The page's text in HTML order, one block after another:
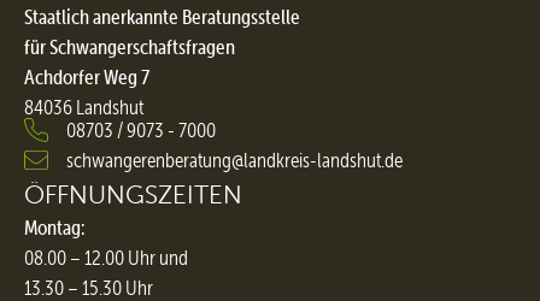
Staatlich anerkannte Beratungsstelle
für Schwangerschaftsfragen
Achdorfer Weg 7
84036 Landshut
08703 / 9073 - 7000
schwangerenberatung@landkreis-landshut.de
ÖFFNUNGSZEITEN
Montag:
08.00 – 12.00 Uhr und
13.30 – 15.30 Uhr